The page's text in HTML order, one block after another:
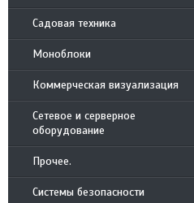
Садовая техника
Моноблоки
Коммерческая визуализация
Сетевое и серверное
оборудование
Прочее.
Системы безопасности